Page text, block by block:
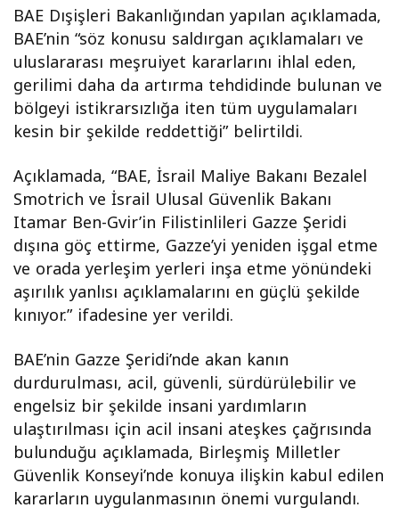
BAE Dışişleri Bakanlığından yapılan açıklamada,
BAE’nin “söz konusu saldırgan açıklamaları ve
uluslararası meşruiyet kararlarını ihlal eden,
gerilimi daha da artırma tehdidinde bulunan ve
bölgeyi istikrarsızlığa iten tüm uygulamaları
kesin bir şekilde reddettiği” belirtildi.
Açıklamada, “BAE, İsrail Maliye Bakanı Bezalel
Smotrich ve İsrail Ulusal Güvenlik Bakanı
Itamar Ben-Gvir’in Filistinlileri Gazze Şeridi
dışına göç ettirme, Gazze’yi yeniden işgal etme
ve orada yerleşim yerleri inşa etme yönündeki
aşırılık yanlısı açıklamalarını en güçlü şekilde
kınıyor.” ifadesine yer verildi.
BAE’nin Gazze Şeridi’nde akan kanın
durdurulması, acil, güvenli, sürdürülebilir ve
engelsiz bir şekilde insani yardımların
ulaştırılması için acil insani ateşkes çağrısında
bulunduğu açıklamada, Birleşmiş Milletler
Güvenlik Konseyi’nde konuya ilişkin kabul edilen
kararların uygulanmasının önemi vurgulandı.